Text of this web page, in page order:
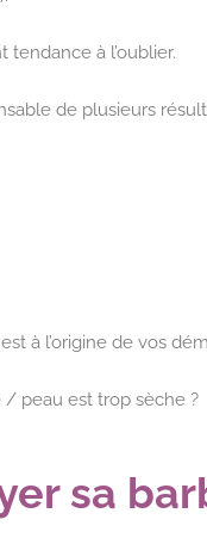
tendance à l’oublier.
de plusieurs
à l’origine de vos
/ peau est trop sèche ?
sa